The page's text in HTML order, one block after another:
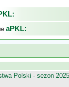
aPKL:
Polski - sezon